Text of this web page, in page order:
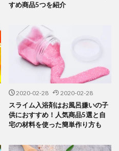
すめ商品5つを紹介
2020-02-28 2020-02-28
スライム入浴剤はお風呂嫌いの子
供におすすめ！人気商品5選と自
宅の材料を使った簡単作り方も